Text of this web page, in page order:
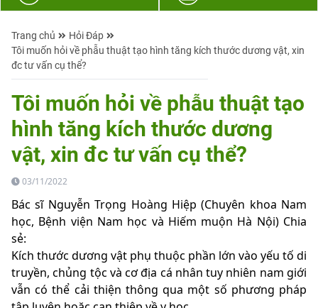
Trang chủ
Hỏi Đáp
Tôi muốn hỏi về phẫu thuật tạo hình tăng kích thước dương vật, xin
đc tư vấn cụ thể?
Tôi muốn hỏi về phẫu thuật tạo
hình tăng kích thước dương
vật, xin đc tư vấn cụ thể?
03/11/2022
Bác sĩ Nguyễn Trọng Hoàng Hiệp (Chuyên khoa Nam
học, Bệnh viện Nam học và Hiếm muộn Hà Nội) Chia
sẻ:
Kích thước dương vật phụ thuộc phần lớn vào yếu tố di
truyền, chủng tộc và cơ địa cá nhân tuy nhiên nam giới
vẫn có thể cải thiện thông qua một số phương pháp